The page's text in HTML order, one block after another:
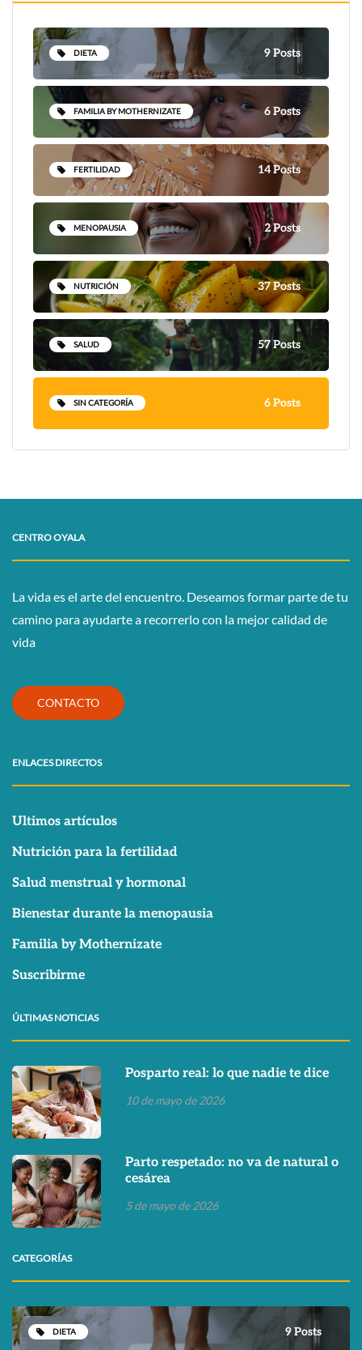
DIETA 9 Posts
FAMILIA BY MOTHERNIZATE 6 Posts
FERTILIDAD 14 Posts
MENOPAUSIA 2 Posts
NUTRICIÓN 37 Posts
SALUD 57 Posts
SIN CATEGORÍA 6 Posts
CENTRO OYALA
La vida es el arte del encuentro. Deseamos formar parte de tu
camino para ayudarte a recorrerlo con la mejor calidad de
vida
CONTACTO
ENLACES DIRECTOS
Ultimos artículos
Nutrición para la fertilidad
Salud menstrual y hormonal
Bienestar durante la menopausia
Familia by Mothernizate
Suscribirme
ÚLTIMAS NOTICIAS
Posparto real: lo que nadie te dice
10 de mayo de 2026
Parto respetado: no va de natural o
cesárea
5 de mayo de 2026
CATEGORÍAS
DIETA 9 Posts